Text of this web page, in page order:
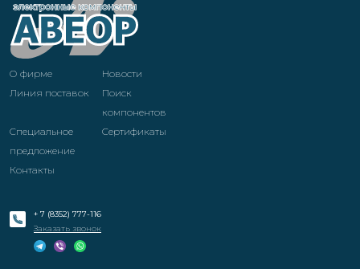
О фирме
Новости
Линия поставок
Поиск
компонентов
Специальное
предложение
Cертификаты
Контакты
+ 7 (8352) 777-116
Заказать звонок